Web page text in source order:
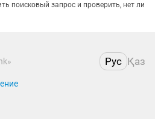
поисковый запрос и проверить, нет ли
Рус Қаз